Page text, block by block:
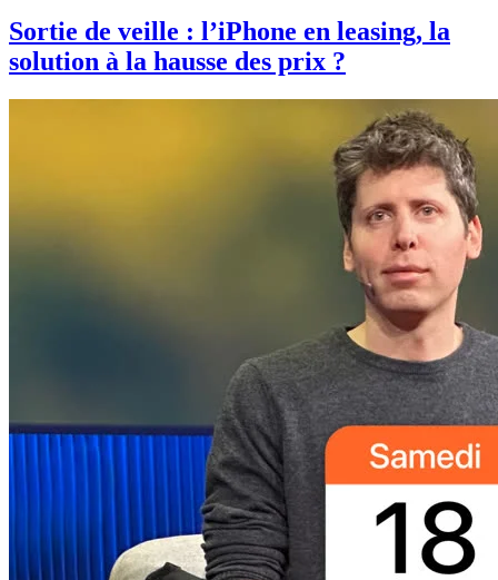
Sortie de veille : l’iPhone en leasing, la
solution à la hausse des prix ?